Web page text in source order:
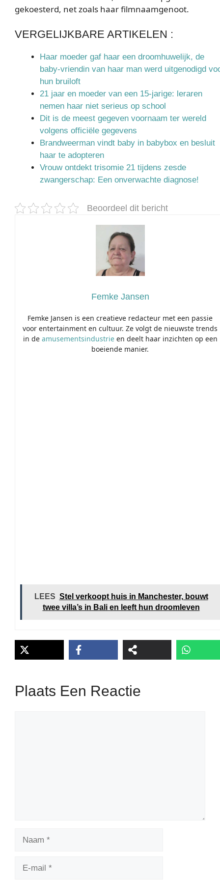
gekoesterd, net zoals haar filmnaamgenoot.
VERGELIJKBARE ARTIKELEN :
Haar moeder gaf haar een droomhuwelijk, de
baby-vriendin van haar man werd uitgenodigd
hun bruiloft
21 jaar en moeder van een 15-jarige: leraren
nemen haar niet serieus op school
Dit is de meest gegeven voornaam ter wereld
volgens officiële gegevens
Brandweerman vindt baby in babybox en besluit
haar te adopteren
Vrouw ontdekt trisomie 21 tijdens zesde
zwangerschap: Een onverwachte diagnose!
Beoordeel dit bericht
Femke Jansen
Femke Jansen is een creatieve redacteur met een passie
voor entertainment en cultuur. Ze volgt de nieuwste trends
in de amusementsindustrieen deelt haar inzichten op een
boeiende manier.
LEES Stel verkoopt huis in Manchester, bouwt
twee villa’s in Bali en leeft hun droomleven
Plaats Een Reactie